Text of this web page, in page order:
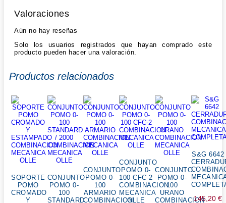
Valoraciones
Aún no hay reseñas
Solo los usuarios registrados que hayan comprado este
producto pueden hacer una valoración.
Productos relacionados
SOPORTE
POMO
CROMADO
Y
CONJUNTO
POMO 0-
100
STANDARD
CONJUNTO
POMO 0-
100
ARMARIO
COMBINACION
CONJUNTO
POMO 0-
100 CFC-2
COMBINACION
MECANICA
OLLE
CONJUNTO
POMO 0-
100
URANO
COMBINACION
S&G 6642
145,20€